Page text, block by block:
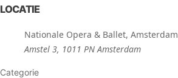
LOCATIE
Nationale Opera & Ballet, Amsterdam
Amstel 3, 1011 PN Amsterdam
Categorie